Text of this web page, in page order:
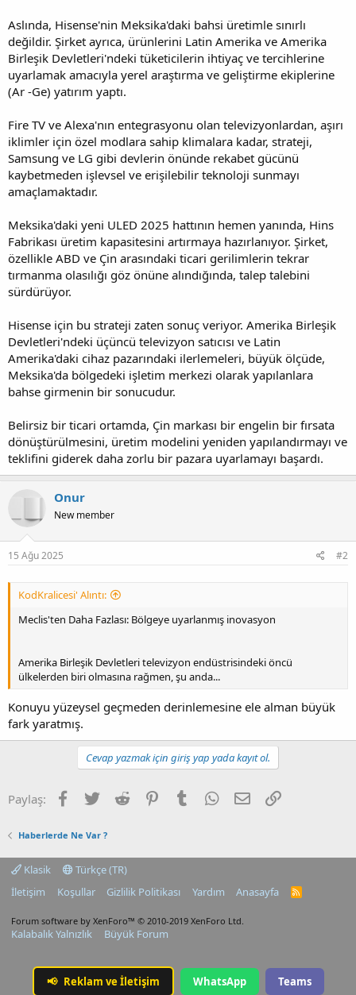
Aslında, Hisense'nin Meksika'daki bahsi üretimle sınırlı
değildir. Şirket ayrıca, ürünlerini Latin Amerika ve Amerika
Birleşik Devletleri'ndeki tüketicilerin ihtiyaç ve tercihlerine
uyarlamak amacıyla yerel araştırma ve geliştirme ekiplerine
(Ar -Ge) yatırım yaptı.
Fire TV ve Alexa'nın entegrasyonu olan televizyonlardan, aşırı
iklimler için özel modlara sahip klimalara kadar, strateji,
Samsung ve LG gibi devlerin önünde rekabet gücünü
kaybetmeden işlevsel ve erişilebilir teknoloji sunmayı
amaçlamaktadır.
Meksika'daki yeni ULED 2025 hattının hemen yanında, Hins
Fabrikası üretim kapasitesini artırmaya hazırlanıyor. Şirket,
özellikle ABD ve Çin arasındaki ticari gerilimlerin tekrar
tırmanma olasılığı göz önüne alındığında, talep talebini
sürdürüyor.
Hisense için bu strateji zaten sonuç veriyor. Amerika Birleşik
Devletleri'ndeki üçüncü televizyon satıcısı ve Latin
Amerika'daki cihaz pazarındaki ilerlemeleri, büyük ölçüde,
Meksika'da bölgedeki işletim merkezi olarak yapılanlara
bahse girmenin bir sonucudur.
Belirsiz bir ticari ortamda, Çin markası bir engelin bir fırsata
dönüştürülmesini, üretim modelini yeniden yapılandırmayı ve
teklifini giderek daha zorlu bir pazara uyarlamayı başardı.
Onur
New member
15 Ağu 2025 #2
KodKralicesi' Alıntı:
Meclis'ten Daha Fazlası: Bölgeye uyarlanmış inovasyon
Amerika Birleşik Devletleri televizyon endüstrisindeki öncü
ülkelerden biri olmasına rağmen, şu anda...
Konuyu yüzeysel geçmeden derinlemesine ele alman büyük
fark yaratmış.
Cevap yazmak için giriş yap yada kayıt ol.
Paylaş: Facebook
TwitterReddit PinterestTumblrWhatsApp
E-postaLink
Haberlerde Ne Var ?
Klasik
Türkçe (TR)
İletişim
Koşullar Gizlilik Politikası Yardım Anasayfa
R
Forum software by XenForo™ © 2010-2019 XenForo Ltd.
Kalabalık Yalnızlık Büyük Forum
📢 Reklam ve İletişim WhatsApp Teams